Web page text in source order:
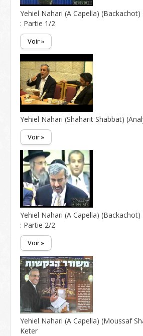
Yehiel Nahari (A Capella)
: Partie 1/2
Voir »
Yehiel Nahari (Shaharit Shabbat)
Voir »
Yehiel Nahari (A Capella)
: Partie 2/2
Voir »
Yehiel Nahari (A Capella) (Moussaf
Keter